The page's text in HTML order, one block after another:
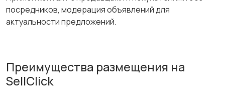
посредников, модерация объявлений для
актуальности предложений.
Преимущества размещения на
SellClick